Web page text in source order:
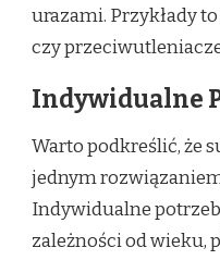
urazami. Przykłady
czy
Indywidualne
Warto podkreślić, że
jednym
Indywidualne
zależności od wieku,